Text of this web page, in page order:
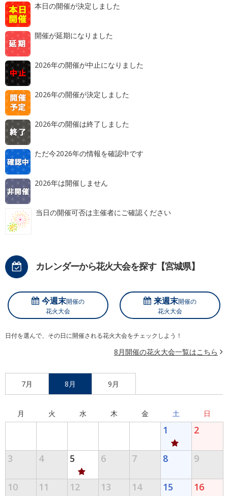
本日の開催が決定しました
開催が延期になりました
2026年の開催が中止になりました
2026年の開催が決定しました
2026年の開催は終了しました
ただ今2026年の情報を確認中です
2026年は開催しません
当日の開催可否は主催者にご確認ください
カレンダーから花火大会を探す【宮城県】
今週末開催の
花火大会
来週末開催の
花火大会
日付を選んで、その日に開催される花火大会をチェックしよう！
8月開催の花火大会一覧はこちら
7月 8月 9月
月 火 水 木 金 土 日
1 2
3 4 5 6 7 8 9
10 11 12 13 14 15 16